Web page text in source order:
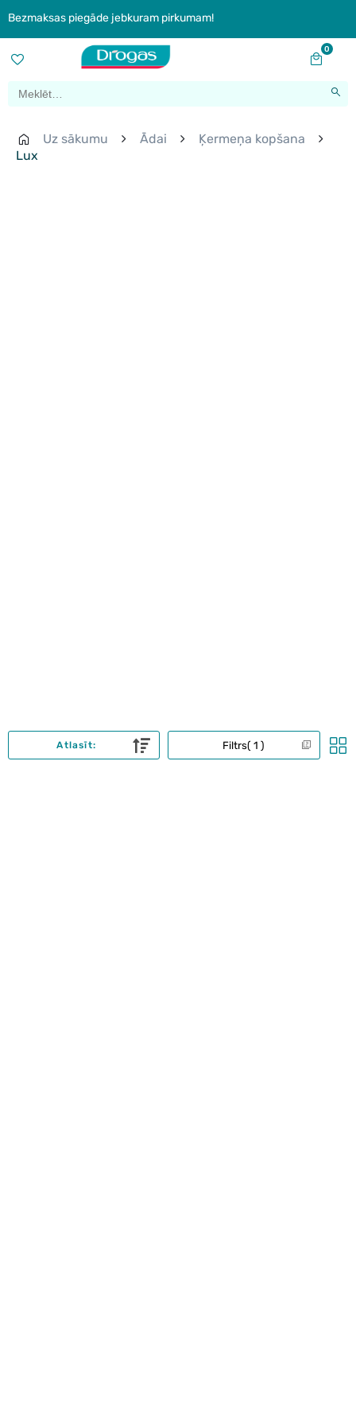
Bezmaksas piegāde jebkuram pirkumam!
0
Uz sākumu Ādai
Ķermeņa kopšana
Lux
Filtrs 1
Atlasīt: